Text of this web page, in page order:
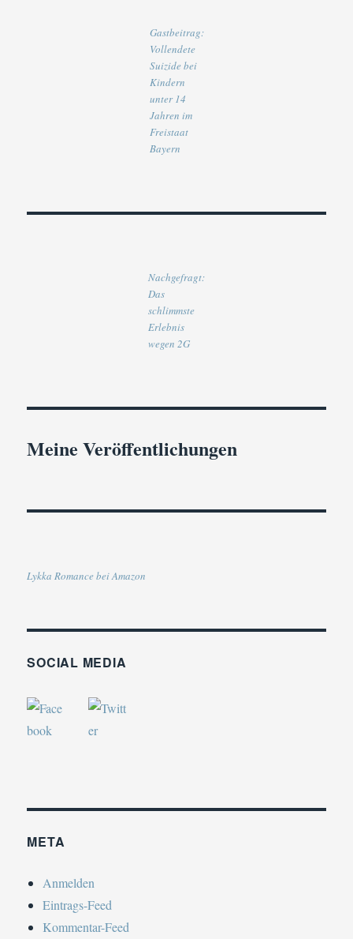
Gastbeitrag:
Vollendete
Suizide bei
Kindern
unter 14
Jahren im
Freistaat
Bayern
Nachgefragt:
Das
schlimmste
Erlebnis
wegen 2G
Meine Veröffentlichungen
Lykka Romance bei Amazon
SOCIAL MEDIA
META
Anmelden
Eintrags-Feed
Kommentar-Feed